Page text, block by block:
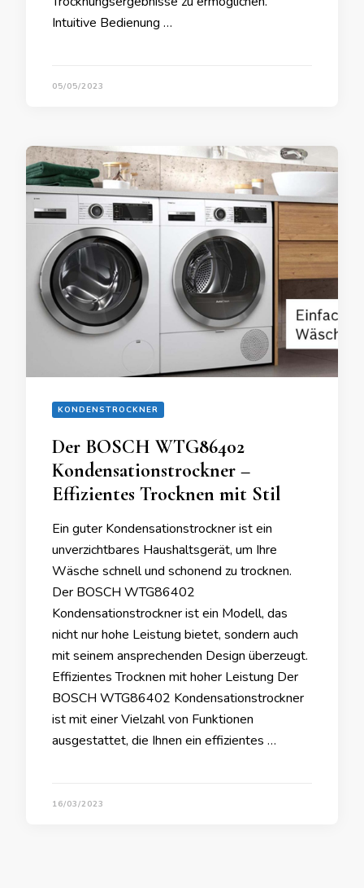
Intuitive Bedienung …
05/05/2023
KONDENSTROCKNER
Der BOSCH WTG86402
Kondensationstrockner –
Effizientes Trocknen mit Stil
Ein guter Kondensationstrockner ist ein
unverzichtbares Haushaltsgerät, um Ihre
Wäsche schnell und schonend zu trocknen.
Der BOSCH WTG86402
Kondensationstrockner ist ein Modell, das
nicht nur hohe Leistung bietet, sondern auch
mit seinem ansprechenden Design überzeugt.
Effizientes Trocknen mit hoher Leistung Der
BOSCH WTG86402 Kondensationstrockner
ist mit einer Vielzahl von Funktionen
ausgestattet, die Ihnen ein effizientes …
16/03/2023